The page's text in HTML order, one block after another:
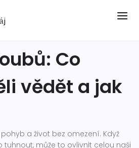
Co
vědět a jak
a život bez omezení. Když
může to ovlivnit celou naši